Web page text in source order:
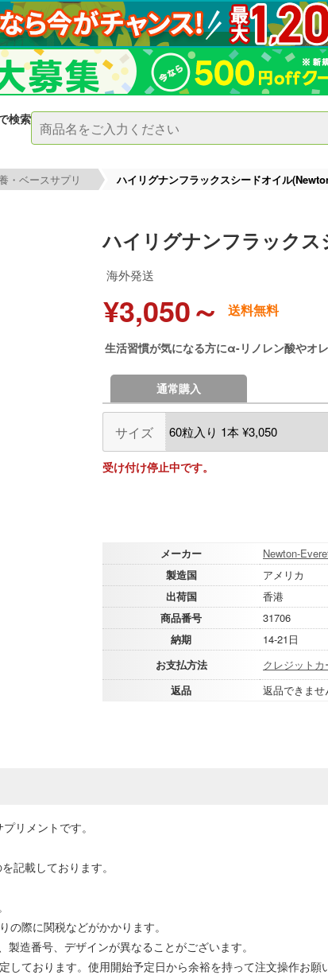
検索
・ベースサプリ ハイリグナンフラックスシードオイル
ハイリグナンフラック
海外発送
¥3,050～ 送料無料
生活習慣が気になる方にα-リノレン酸やオ
通常購入
サイズ
受け付け停止中です。
メーカー
Newton-
製造国
アメリカ
出荷国
香港
商品番号
31706
納期
14-21日
お支払方法
クレジットカ
返品
返品できま
リメントです。
記載しております。
際に関税などがかかります。
造番号、デザインが異なることがございます。
ております。使用開始予定日から余裕を持って注文操作お願